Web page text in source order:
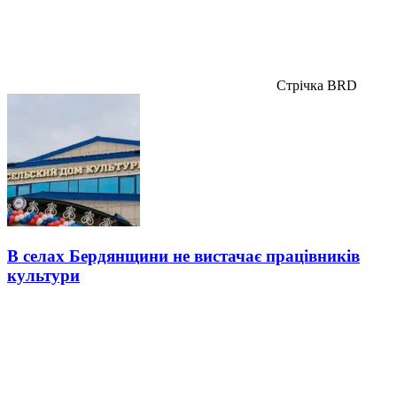
Стрічка BRD
В селах Бердянщини не вистачає працівників
культури